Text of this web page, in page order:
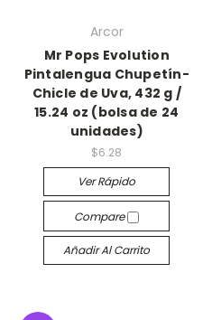
Arcor
Mr Pops Evolution
Pintalengua Chupetín-
Chicle de Uva, 432 g /
15.24 oz (bolsa de 24
unidades)
$6.28
Ver Rápido
Compare
Añadir Al Carrito